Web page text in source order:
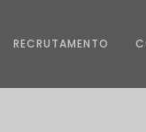
RECRUTAMENTO